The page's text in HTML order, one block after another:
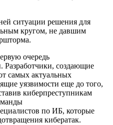
ситуации решения для
кругом, не давшим
очередь
Разработчики, создающие
самых актуальных
уязвимости еще до того,
киберпреступникам
по ИБ, которые
кибератак.